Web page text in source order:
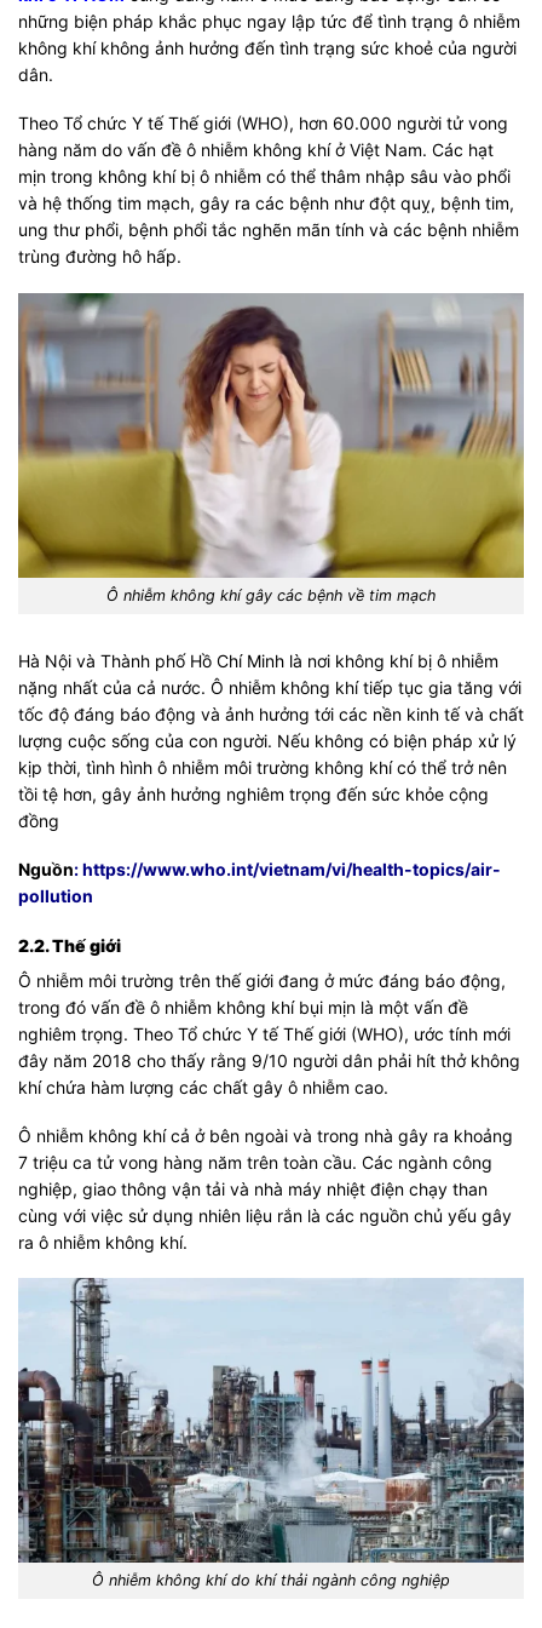
những biện pháp khắc phục ngay lập tức để tình trạng ô nhiễm
không khí không ảnh hưởng đến tình trạng sức khoẻ của người
dân.
Theo Tổ chức Y tế Thế giới (WHO), hơn 60.000 người tử vong
hàng năm do vấn đề ô nhiễm không khí ở Việt Nam. Các hạt
mịn trong không khí bị ô nhiễm có thể thâm nhập sâu vào phổi
và hệ thống tim mạch, gây ra các bệnh như đột quỵ, bệnh tim,
ung thư phổi, bệnh phổi tắc nghẽn mãn tính và các bệnh nhiễm
trùng đường hô hấp.
Ô nhiễm không khí gây các bệnh về tim mạch
Hà Nội và Thành phố Hồ Chí Minh là nơi không khí bị ô nhiễm
nặng nhất của cả nước. Ô nhiễm không khí tiếp tục gia tăng với
tốc độ đáng báo động và ảnh hưởng tới các nền kinh tế và chất
lượng cuộc sống của con người. Nếu không có biện pháp xử lý
kịp thời, tình hình ô nhiễm môi trường không khí có thể trở nên
tồi tệ hơn, gây ảnh hưởng nghiêm trọng đến sức khỏe cộng
đồng
Nguồn:https://www.who.int/vietnam/vi/health-topics/air-
pollution
2.2. Thế giới
Ô nhiễm môi trường trên thế giới đang ở mức đáng báo động,
trong đó vấn đề ô nhiễm không khí bụi mịn là một vấn đề
nghiêm trọng. Theo Tổ chức Y tế Thế giới (WHO), ước tính mới
đây năm 2018 cho thấy rằng 9/10 người dân phải hít thở không
khí chứa hàm lượng các chất gây ô nhiễm cao.
Ô nhiễm không khí cả ở bên ngoài và trong nhà gây ra khoảng
7 triệu ca tử vong hàng năm trên toàn cầu. Các ngành công
nghiệp, giao thông vận tải và nhà máy nhiệt điện chạy than
cùng với việc sử dụng nhiên liệu rắn là các nguồn chủ yếu gây
ra ô nhiễm không khí.
Ô nhiễm không khí do khí thải ngành công nghiệp